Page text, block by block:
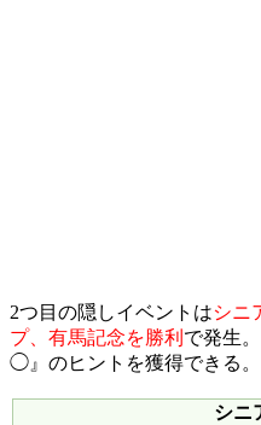
2つ目の隠しイベントはシニ
プ、有馬記念を勝利 で発生
◯』のヒントを獲得できる。
シニ